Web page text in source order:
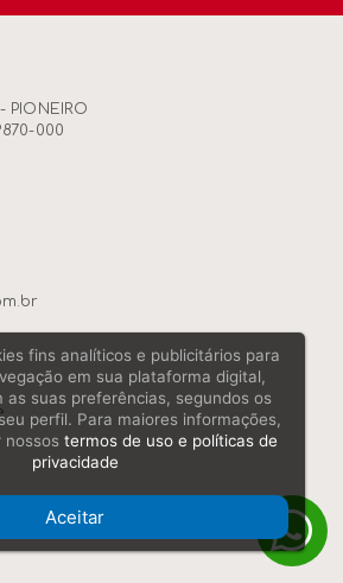
PIONEIRO
000
fins analíticos e publicitários para
em sua plataforma digital,
as suas preferências, segundos os
perfil. Para maiores informações,
nossos termos de uso e políticas de
privacidade
Aceitar